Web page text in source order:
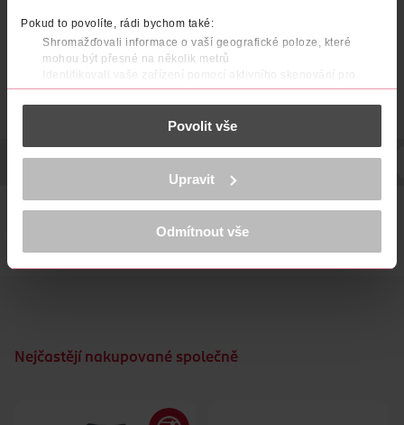
Pokud to povolíte, rádi bychom také:
Shromažďovali informace o vaší geografické poloze, které
mohou být přesné na několik metrů
Identifikovali vaše zařízení pomocí aktivního skenování pro
konkrétní charakteristiky (otisk prstu)
Zjistěte více o tom, jak zpracováváme vaše osobní údaje, a nastavte
části s podrobnostmi . Svůj souhlas můžete kdykoliv
K provozu stránek, personalizaci obsahu a reklam, funkcí sociálních
médií, analýze návštěvnosti, které mohou nést osobní údaje.
Více najdete vprohlášení o ochraně osobních údajů.
Děkujeme za pochopení. >více o cookies<
Povolit vše
Upravit
Odmítnout vše
POPIS POUŽITÍ POČET NÁZEV VÝROBCE/DODAVATELE
Cestovní set obalů v uzavíratelném pouzdře pro kosmetické
výrobky. Chcete-li ušetřit místo v zavazadle, vezmete si
pouze potřebné množství svých oblíbených kosmetických
přípravků. Set splňuje kritéria pro zavazadla do letadla.
Nejčastějí nakupované společně